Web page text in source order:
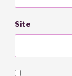
Site